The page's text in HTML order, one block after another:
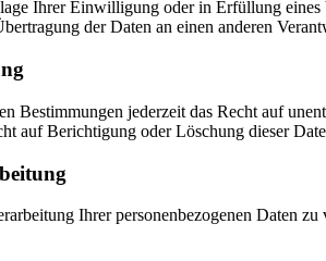
Ihrer Einwilligung oder in Erfüllung
der Daten an einen anderen
Bestimmungen jederzeit das Recht auf
auf Berichtigung oder Löschung dieser
Ihrer personenbezogenen Daten